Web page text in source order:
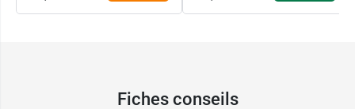
Fiches conseils